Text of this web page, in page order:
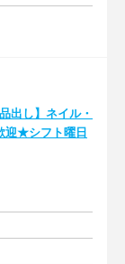
出し】ネイル・
迎★シフト曜日